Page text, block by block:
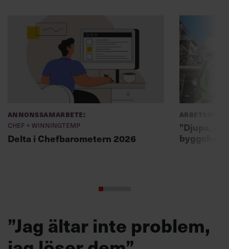
Annonssamarbete:
Chef + Winningtemp
Delta i Chefbarometern 2026
Arbetsmiljö
”Djupa,
”Jag ältar inte problem,